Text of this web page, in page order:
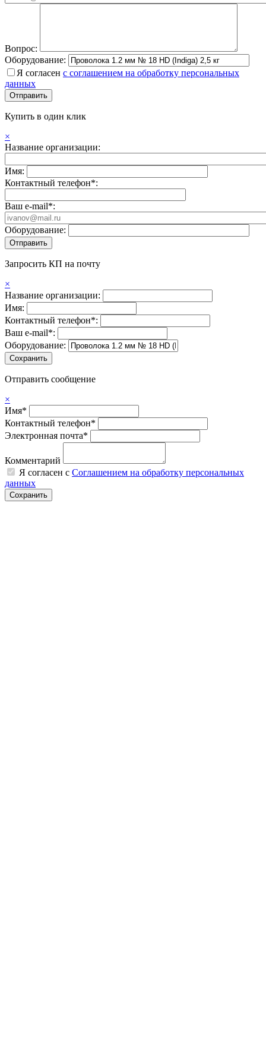
Вопрос:
Оборудование:
Я согласен с соглашением на обработку персональных
данных
Купить в один клик
×
Название организации:
Имя:
Контактный телефон*:
Ваш e-mail*:
Оборудование:
Запросить КП на почту
×
Название организации:
Имя:
Контактный телефон*:
Ваш e-mail*:
Оборудование:
Отправить сообщение
×
Имя*
Контактный телефон*
Электронная почта*
Комментарий
Я согласен с Соглашением на обработку персональных
данных